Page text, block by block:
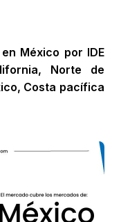
México por IDE
Norte de
Costa pacífica